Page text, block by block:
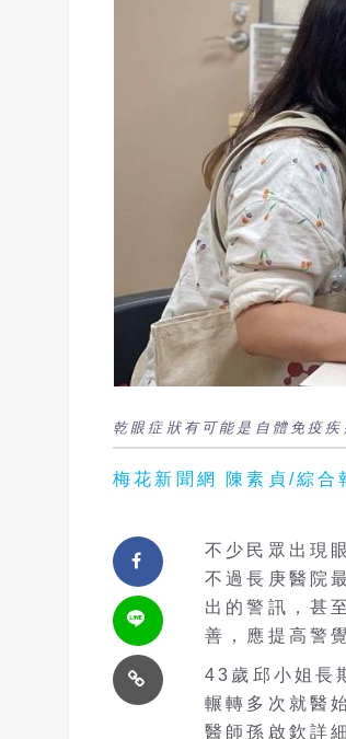
乾眼症狀有可能是自體免疫
梅花新聞網 陳素貞/綜合
不少民眾出現
不過長庚醫院
出的警訊，甚
善，應提高警
43歲邱小姐長
輾轉多次就醫
醫師孫啟欽詳